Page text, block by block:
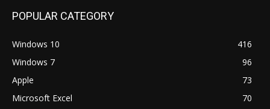
POPULAR CATEGORY
Windows 10
416
Windows 7
96
Apple
73
Microsoft Excel
70